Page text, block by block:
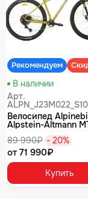
Рекомендуем
В наличии
Арт.
Велосипед
Alpstein-Altmann
89 990₽ - 20%
от 71 990₽
Купить